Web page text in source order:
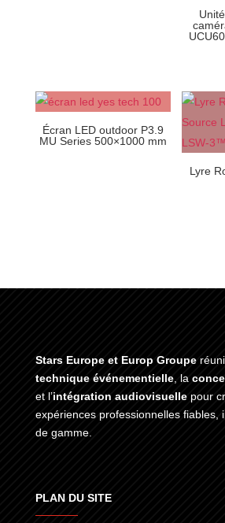
Écran LED outdoor P3.9
MU Series 500×1000 mm
Lyre
Stars Europe et Europ Groupe
technique événementielle, la
et l’intégration audiovisuellepour
expériences professionnelles fiables,
de gamme.
PLAN DU SITE